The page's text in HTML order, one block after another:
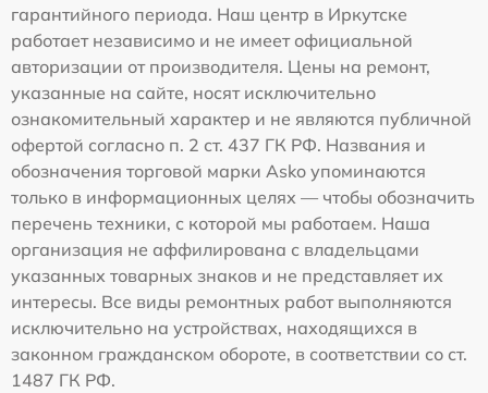
гарантийного периода. Наш центр в Иркутске
работает независимо и не имеет официальной
авторизации от производителя. Цены на ремонт,
указанные на сайте, носят исключительно
ознакомительный характер и не являются публичной
офертой согласно п. 2 ст. 437 ГК РФ. Названия и
обозначения торговой марки Asko упоминаются
только в информационных целях — чтобы обозначить
перечень техники, с которой мы работаем. Наша
организация не аффилирована с владельцами
указанных товарных знаков и не представляет их
интересы. Все виды ремонтных работ выполняются
исключительно на устройствах, находящихся в
законном гражданском обороте, в соответствии со ст.
1487 ГК РФ.